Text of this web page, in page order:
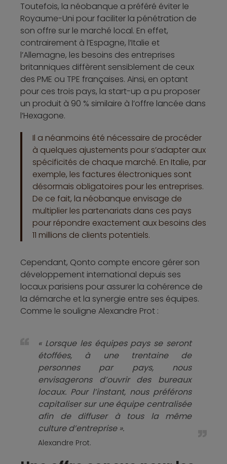
Toutefois, la néobanque a préféré éviter le
Royaume-Uni pour faciliter la pénétration de
son offre sur le marché local. En effet,
contrairement à l’Espagne, l’Italie et
l’Allemagne, les besoins des entreprises
britanniques diffèrent sensiblement de ceux
des PME ou TPE françaises. Ainsi, en optant
pour ces trois pays, la start-up a pu proposer
un produit à 90 % similaire à l’offre lancée dans
l’Hexagone.
Il a néanmoins été nécessaire de procéder
à quelques ajustements pour s’adapter aux
spécificités de chaque marché. En Italie, par
exemple, les factures électroniques sont
désormais obligatoires pour les entreprises.
De ce fait, la néobanque envisage de
multiplier les partenariats dans ces pays
pour répondre exactement aux besoins des
11 millions de clients potentiels.
Cependant, Qonto compte encore gérer son
développement international depuis ses
locaux parisiens pour assurer la cohérence de
la démarche et la synergie entre ses équipes.
Comme le souligne Alexandre Prot :
« Lorsque les équipes pays se seront
étoffées, à une trentaine de
personnes par pays, nous
envisagerons d’ouvrir des bureaux
locaux. Pour l’instant, nous préférons
capitaliser sur une équipe centralisée
afin de diffuser à tous la même
culture d’entreprise ».
Alexandre Prot.